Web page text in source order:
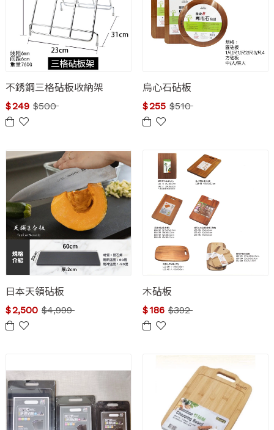
不銹鋼三格砧板收納架
$500
$249
烏心石砧板
$510
$255
日本天領砧板
$4,999
$2,500
木砧板
$392
$186